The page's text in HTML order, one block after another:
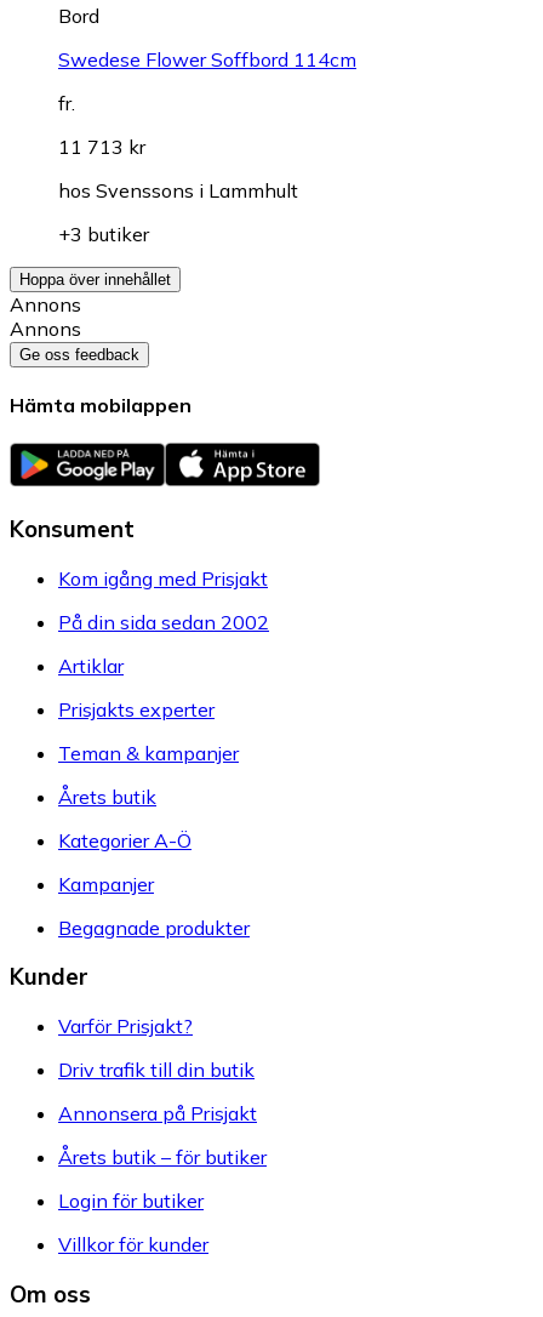
Bord
Swedese Flower Soffbord 114cm
fr.
11 713 kr
hos Svenssons i Lammhult
+3 butiker
Hoppa över innehållet
Annons
Annons
Ge oss feedback
Hämta mobilappen
Konsument
Kom igång med Prisjakt
På din sida sedan 2002
Artiklar
Prisjakts experter
Teman & kampanjer
Årets butik
Kategorier A-Ö
Kampanjer
Begagnade produkter
Kunder
Varför Prisjakt?
Driv trafik till din butik
Annonsera på Prisjakt
Årets butik – för butiker
Login för butiker
Villkor för kunder
Om oss